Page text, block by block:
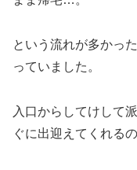
という流れが多かっ
っていました。
入口からしてけして
ぐに出迎えてくれる